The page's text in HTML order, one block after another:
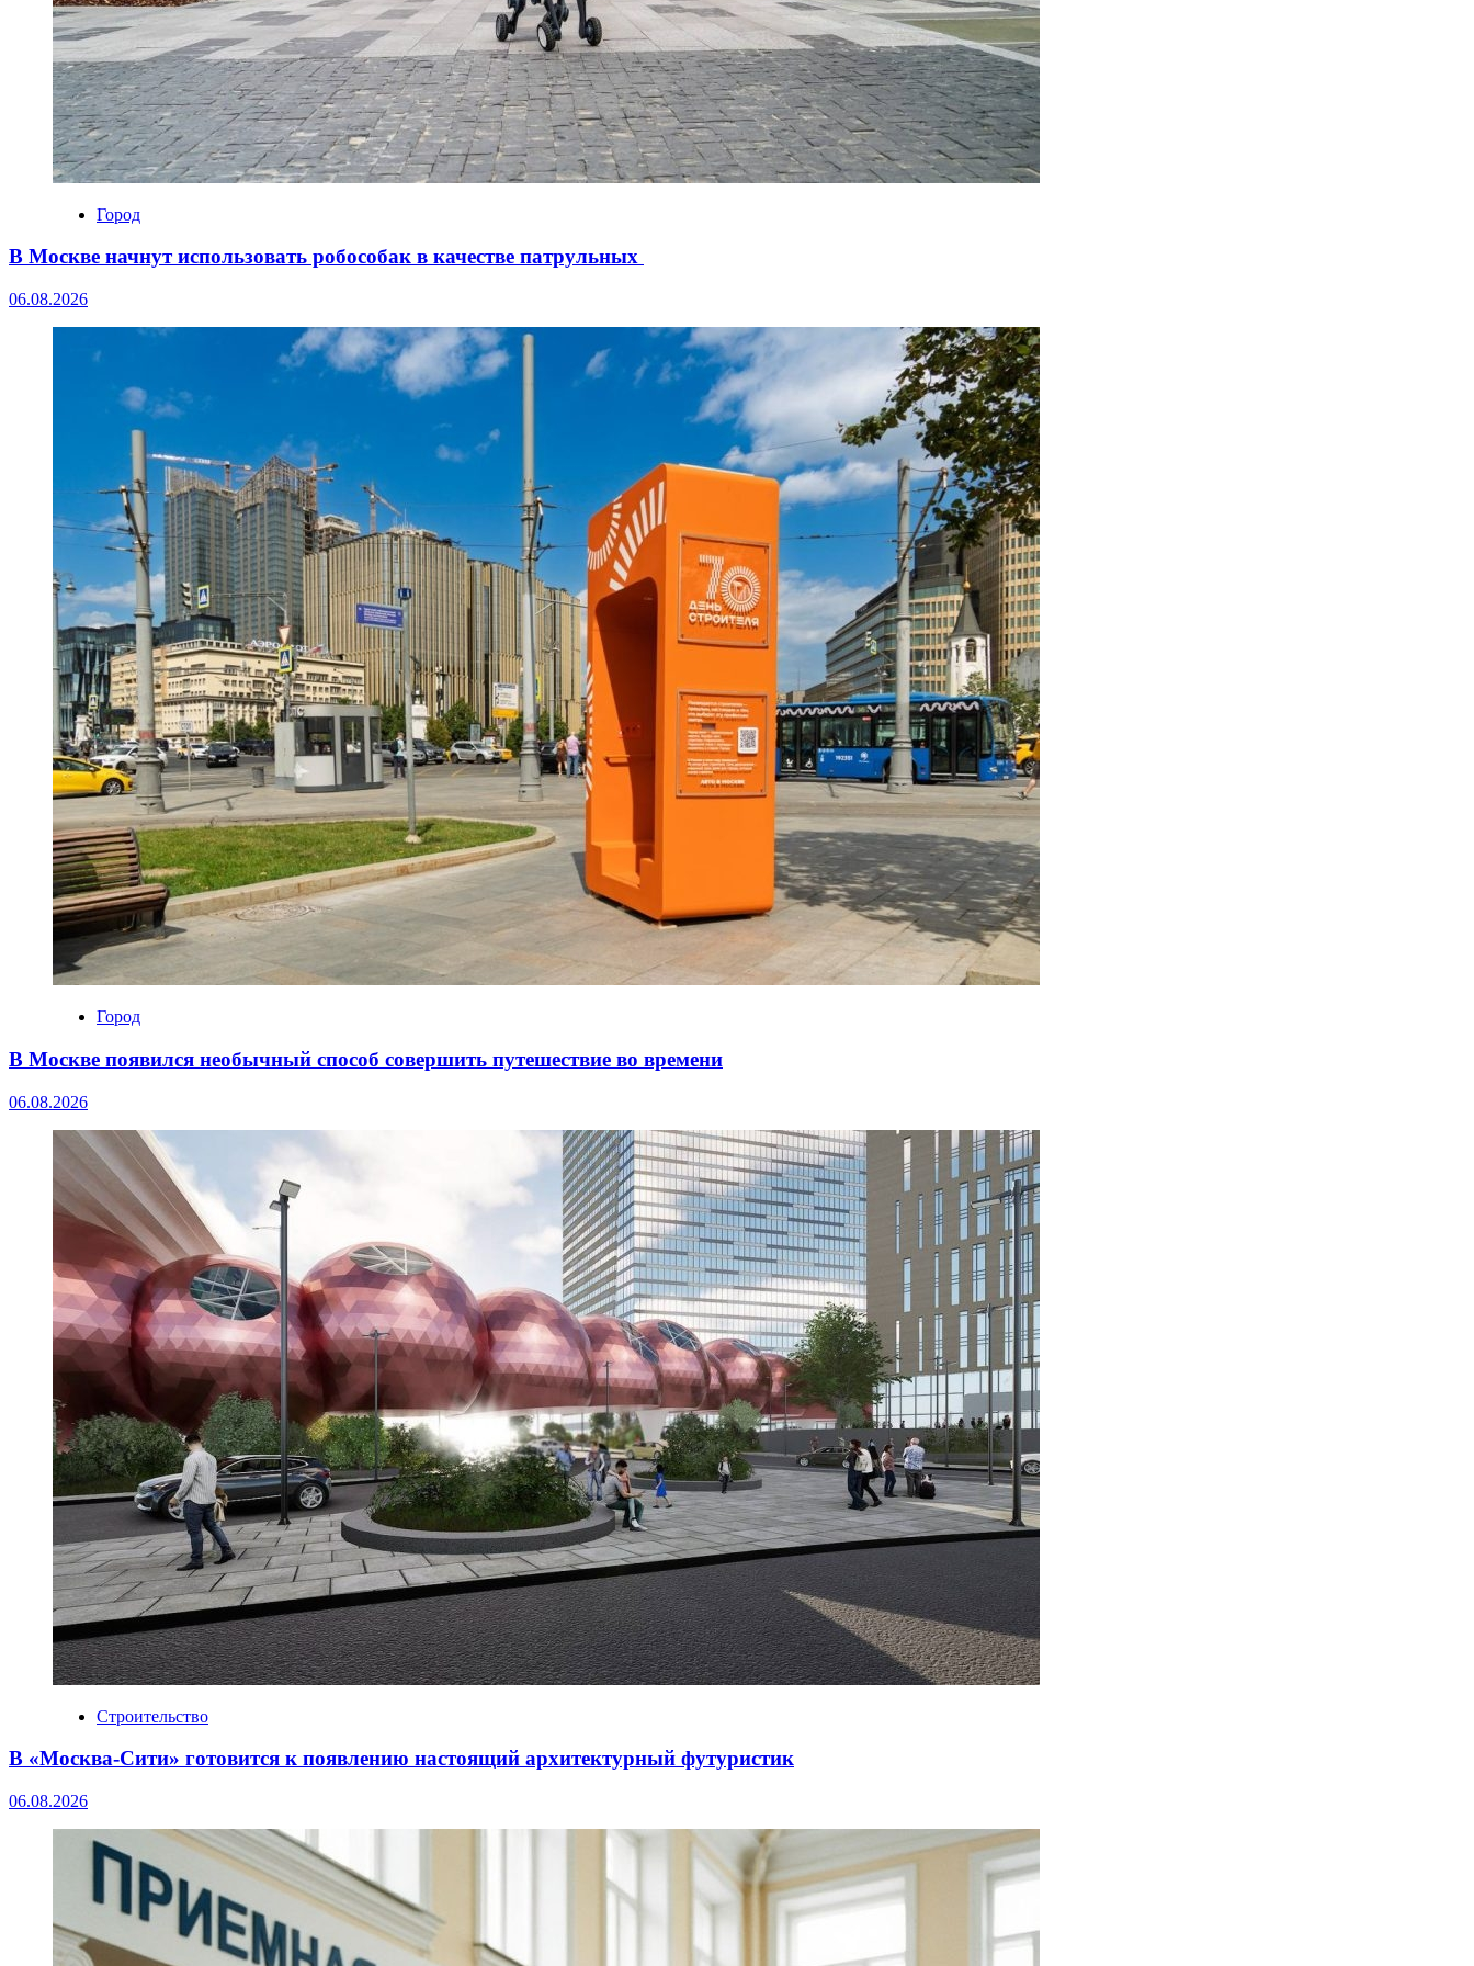
Город
В Москве начнут использовать робособак в качестве патрульных
06.08.2026
Город
В Москве появился необычный способ совершить путешествие во времени
06.08.2026
Строительство
В «Москва‑Сити» готовится к появлению настоящий архитектурный футуристик
06.08.2026